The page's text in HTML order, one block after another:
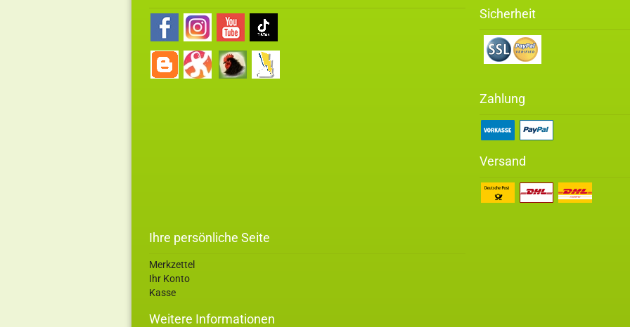
Sicherheit
Zahlung
Versand
Ihre persönliche Seite
Merkzettel
Ihr Konto
Kasse
Weitere Informationen